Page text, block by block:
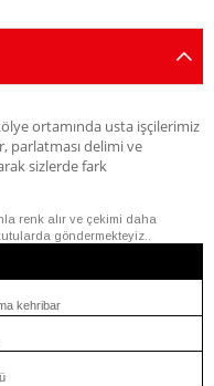
ortamında usta işçilerimiz
parlatması delimi ve
sizlerde fark
renk alır ve çekimi daha
göndermekteyiz..
kehribar